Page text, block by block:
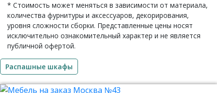
* Стоимость может меняться в зависимости от материала,
количества фурнитуры и аксессуаров, декорирования,
уровня сложности сборки. Представленные цены носят
исключительно ознакомительный характер и не является
публичной офертой.
Распашные шкафы